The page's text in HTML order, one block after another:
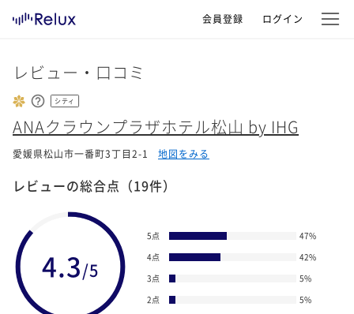
会員登録 ログイン
レビュー・口コミ
シティ
ANAクラウンプラザホテル松山 by IHG
愛媛県松山市一番町3丁目2-1 地図をみる
レビューの総合点 （19件）
4.3/5
5点 47%
4点
42%
3点
5%
2点
5%